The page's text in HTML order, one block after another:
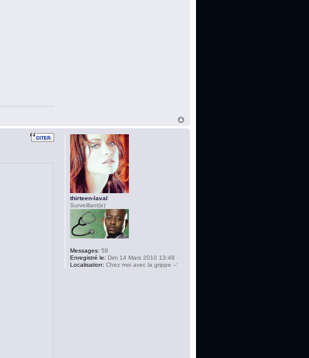
thirteen-laval
Surveillant(e)
Messages: 58
Enregistré le: Dim 14 Mars 2010 13:48
Localisation: Chez moi avec la grippe --'